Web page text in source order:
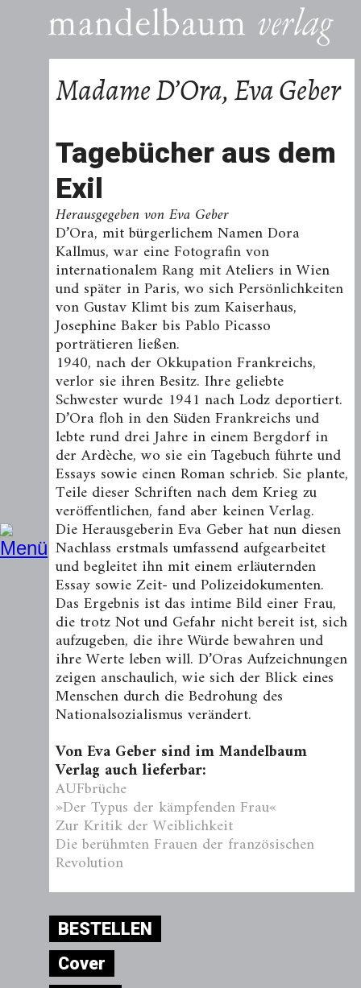
Madame D’Ora, Eva Geber
Tagebücher aus dem
Exil
Herausgegeben von Eva Geber
D’Ora, mit bürgerlichem Namen Dora
Kallmus, war eine Fotografin von
internationalem Rang mit Ateliers in Wien
und später in Paris, wo sich Persönlichkeiten
von Gustav Klimt bis zum Kaiserhaus,
Josephine Baker bis Pablo Picasso
porträtieren ließen.
1940, nach der Okkupation Frankreichs,
verlor sie ihren Besitz. Ihre geliebte
Schwester wurde 1941 nach Lodz deportiert.
D’Ora floh in den Süden Frankreichs und
lebte rund drei Jahre in einem Bergdorf in
der Ardèche, wo sie ein Tagebuch führte und
Essays sowie einen Roman schrieb. Sie plante,
Teile dieser Schriften nach dem Krieg zu
veröffentlichen, fand aber keinen Verlag.
Die Herausgeberin Eva Geber hat nun diesen
Nachlass erstmals umfassend aufgearbeitet
und begleitet ihn mit einem erläuternden
Essay sowie Zeit- und Polizeidoku­menten.
Das Ergebnis ist das intime Bild einer Frau,
die trotz Not und Gefahr nicht bereit ist, sich
aufzugeben, die ihre Würde bewahren und
ihre Werte leben will. D’Oras Aufzeichnungen
zeigen anschaulich, wie sich der Blick eines
Menschen durch die Bedrohung des
National­sozialismus verändert.
Von Eva Geber sind im Mandelbaum
Verlag auch lieferbar:
AUFbrüche
»Der Typus der kämpfenden Frau«
Zur Kritik der Weiblichkeit
Die berühmten Frauen der französischen
Revolution
BESTELLEN
Cover